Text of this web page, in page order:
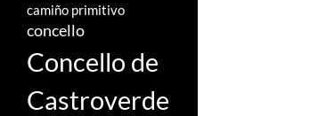
camiño primitivo
concello
Concello de
Castroverde